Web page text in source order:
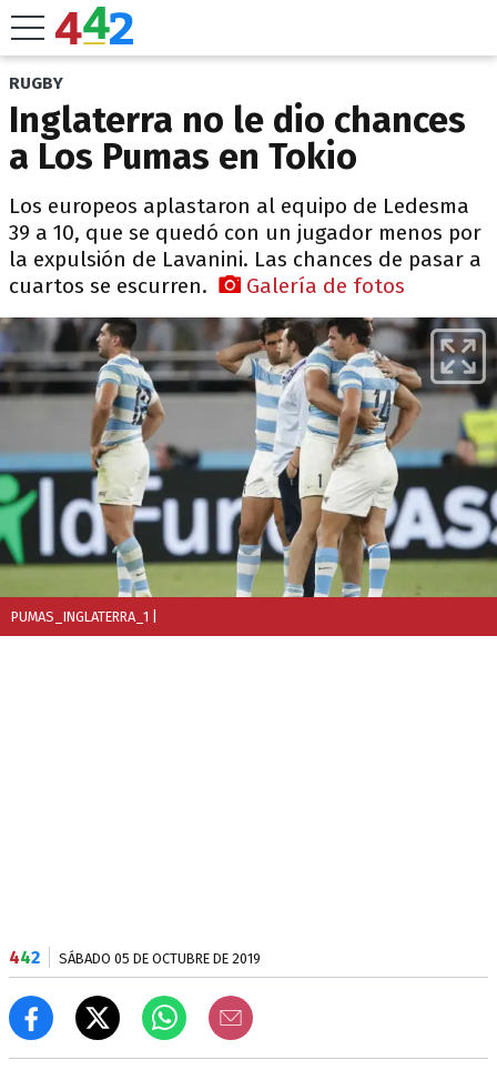
RUGBY
Inglaterra no le dio chances
a Los Pumas en Tokio
Los europeos aplastaron al equipo de Ledesma
39 a 10, que se quedó con un jugador menos por
la expulsión de Lavanini. Las chances de pasar a
cuartos se escurren.
Galería de fotos
PUMAS_INGLATERRA_1
442 SÁBADO 05 DE OCTUBRE DE 2019